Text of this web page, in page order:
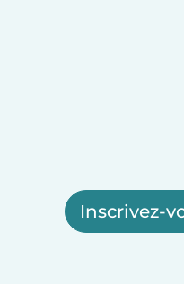
Inscrivez-